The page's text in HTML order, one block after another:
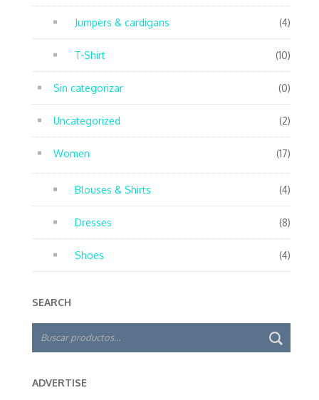
Jumpers & cardigans (4)
T-Shirt (10)
Sin categorizar (0)
Uncategorized (2)
Women (17)
Blouses & Shirts (4)
Dresses (8)
Shoes (4)
SEARCH
Buscar
ADVERTISE